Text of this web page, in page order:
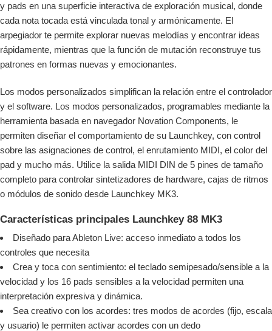
y pads en una superficie interactiva de exploración musical, donde
cada nota tocada está vinculada tonal y armónicamente. El
arpegiador te permite explorar nuevas melodías y encontrar ideas
rápidamente, mientras que la función de mutación reconstruye tus
patrones en formas nuevas y emocionantes.
Los modos personalizados simplifican la relación entre el controlador
y el software. Los modos personalizados, programables mediante la
herramienta basada en navegador Novation Components, le
permiten diseñar el comportamiento de su Launchkey, con control
sobre las asignaciones de control, el enrutamiento MIDI, el color del
pad y mucho más. Utilice la salida MIDI DIN de 5 pines de tamaño
completo para controlar sintetizadores de hardware, cajas de ritmos
o módulos de sonido desde Launchkey MK3.
Características principales Launchkey 88 MK3
Diseñado para Ableton Live: acceso inmediato a todos los
controles que necesita
Crea y toca con sentimiento: el teclado semipesado/sensible a la
velocidad y los 16 pads sensibles a la velocidad permiten una
interpretación expresiva y dinámica.
Sea creativo con los acordes: tres modos de acordes (fijo, escala
y usuario) le permiten activar acordes con un dedo